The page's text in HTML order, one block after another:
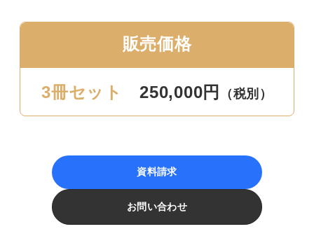
販売価格
3冊セット250,000円 （税別）
資料請求
お問い合わせ